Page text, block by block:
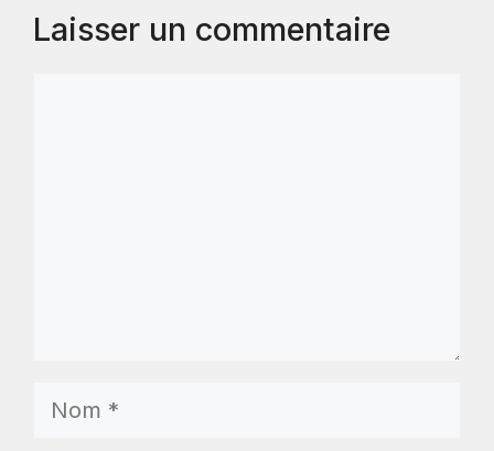
Laisser un commentaire
Nom